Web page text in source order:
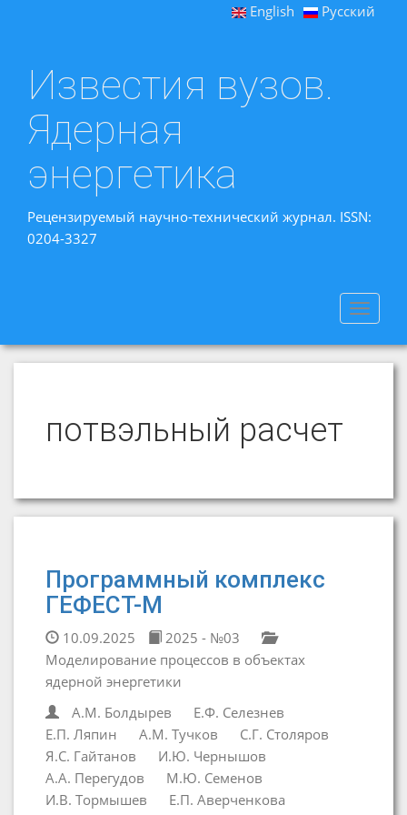
English Русский
Известия вузов.
Ядерная
энергетика
Рецензируемый научно-технический журнал. ISSN:
0204-3327
Toggle
потвэльный расчет
Программный комплекс
ГЕФЕСТ-М
10.09.2025
2025 - №03
Моделирование процессов в объектах
ядерной энергетики
А.М. Болдырев
Е.Ф. Селезнев
Е.П. Ляпин
А.М. Тучков
С.Г. Столяров
Я.С. Гайтанов
И.Ю. Чернышов
А.А. Перегудов
М.Ю. Семенов
И.В. Тормышев
Е.П. Аверченкова